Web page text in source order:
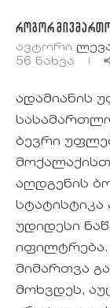
როგორ
ავტორი
56 ნახვა
ადამიანის
ბევრი
აღდგენის
სტატისტიკა
უდიდესი
იფილტრება.
მიმართვა
მოხვდეს,